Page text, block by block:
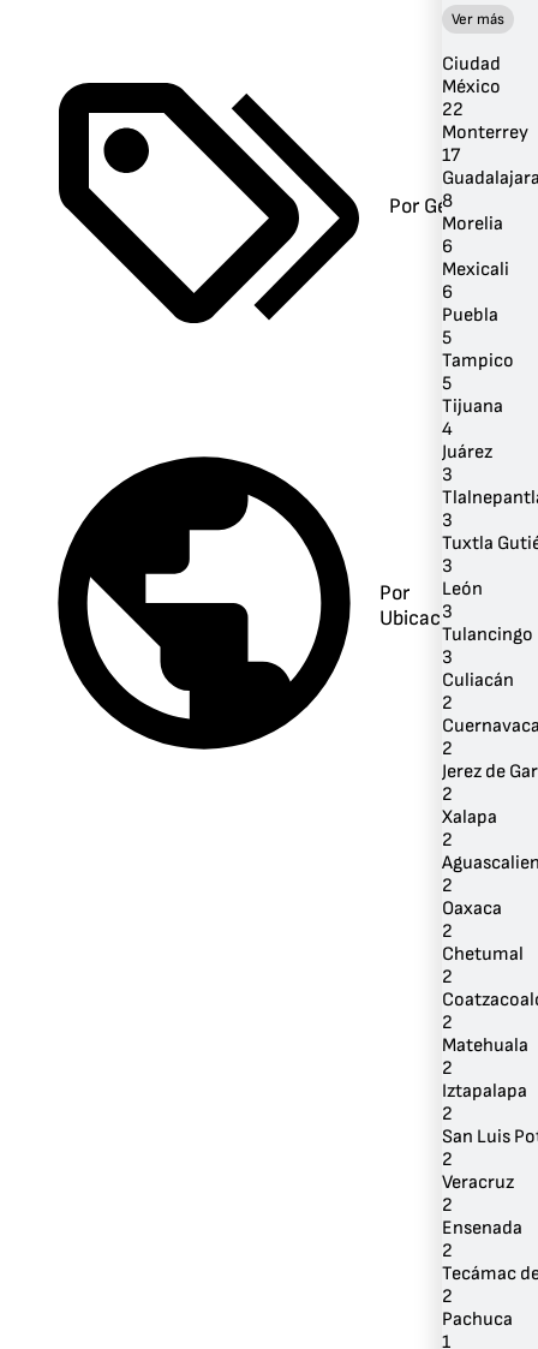
Por Género
Por
Ubicación
Ver más
Ciudad
México
22
Monterrey
17
8
Morelia
6
Mexicali
6
Puebla
5
Tampico
5
Tijuana
4
Juárez
3
3
Tuxtla
3
León
3
Tulancingo
3
Culiacán
2
2
Jerez de
2
Xalapa
2
2
Oaxaca
2
Chetumal
2
2
Matehuala
2
Iztapalapa
2
San Luis
2
Veracruz
2
Ensenada
2
Tecámac
2
Pachuca
1